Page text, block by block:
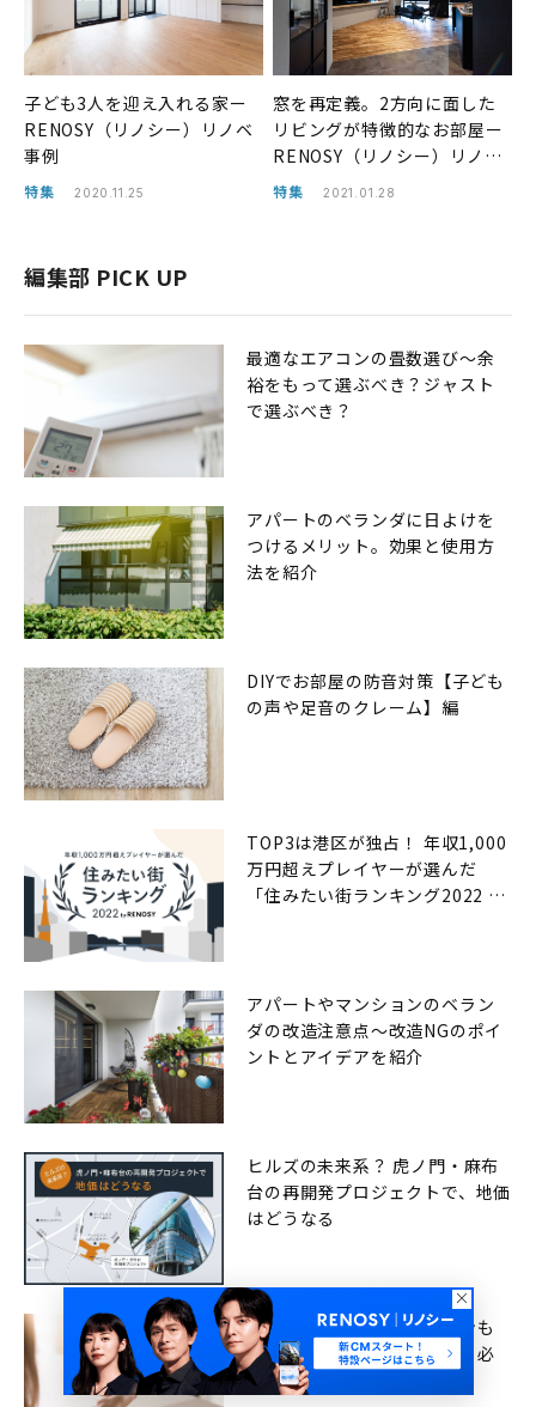
​​​​​​子ども3人を迎え入れる家ー
RENOSY（リノシー）リノベ
事例
特集 2020.11.25
窓を再定義。2方向に面した
リビングが特徴的なお部屋ー
RENOSY（リノシー）リノベ
事例
特集 2021.01.28
編集部 PICK UP
最適なエアコンの畳数選び〜余
裕をもって選ぶべき？ジャスト
で選ぶべき？
アパートのベランダに日よけを
つけるメリット。効果と使用方
法を紹介
DIYでお部屋の防音対策【子ども
の声や足音のクレーム】編
TOP3は港区が独占！ 年収1,000
万円超えプレイヤーが選んだ
「住みたい街ランキング2022 by
アパートやマンションのベラン
ダの改造注意点〜改造NGのポイ
ントとアイデアを紹介
ヒルズの未来系？ 虎ノ門・麻布
台の再開発プロジェクトで、地価
はどうなる
リフォーム・リノベーションも
住宅ローン控除で節税可能！必
要書類と申請方法を解説